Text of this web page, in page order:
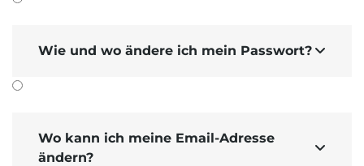
Wie und wo ändere ich mein Passwort? 
Wo kann ich meine Email-Adresse
ändern?
